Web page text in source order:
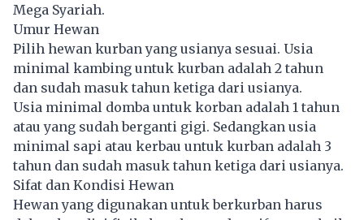
Mega Syariah.
Umur Hewan
Pilih hewan kurban yang usianya sesuai. Usia
minimal kambing untuk kurban adalah 2 tahun
dan sudah masuk tahun ketiga dari usianya.
Usia minimal domba untuk korban adalah 1 tahun
atau yang sudah berganti gigi. Sedangkan usia
minimal sapi atau kerbau untuk kurban adalah 3
tahun dan sudah masuk tahun ketiga dari usianya.
Sifat dan Kondisi Hewan
Hewan yang digunakan untuk berkurban harus